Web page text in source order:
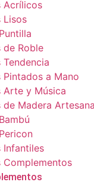
Acrílicos
Lisos
de Roble
Pintados a Mano
Arte y Música
de Madera
Infantiles
Complementos